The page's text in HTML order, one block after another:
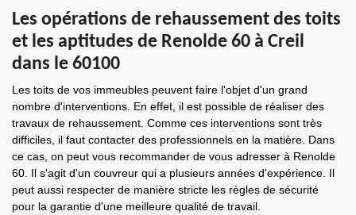
Les opérations de rehaussement des toits
et les aptitudes de Renolde 60 à Creil
dans le 60100
Les toits de vos immeubles peuvent faire l'objet d'un grand
nombre d'interventions. En effet, il est possible de réaliser des
travaux de rehaussement. Comme ces interventions sont très
difficiles, il faut contacter des professionnels en la matière. Dans
ce cas, on peut vous recommander de vous adresser à Renolde
60. Il s'agit d'un couvreur qui a plusieurs années d'expérience. Il
peut aussi respecter de manière stricte les règles de sécurité
pour la garantie d'une meilleure qualité de travail.